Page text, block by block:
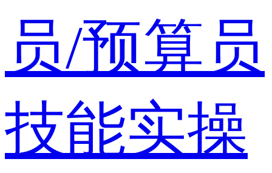
员/预算员
技能实操